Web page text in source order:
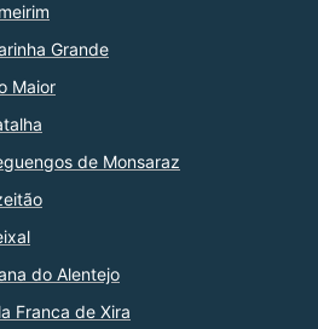
Grande
Maior
de Monsaraz
do Alentejo
Franca de Xira